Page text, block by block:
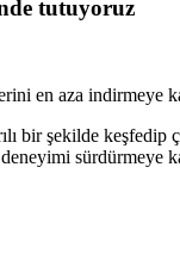
tutuyoruz
en aza indirmeye
bir şekilde
sürdürmeye